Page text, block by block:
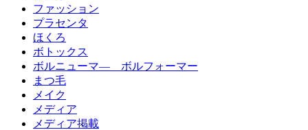
ファッション
プラセンタ
ほくろ
ボトックス
ボルニューマ― ボルフォーマー
まつ毛
メイク
メディア
メディア掲載